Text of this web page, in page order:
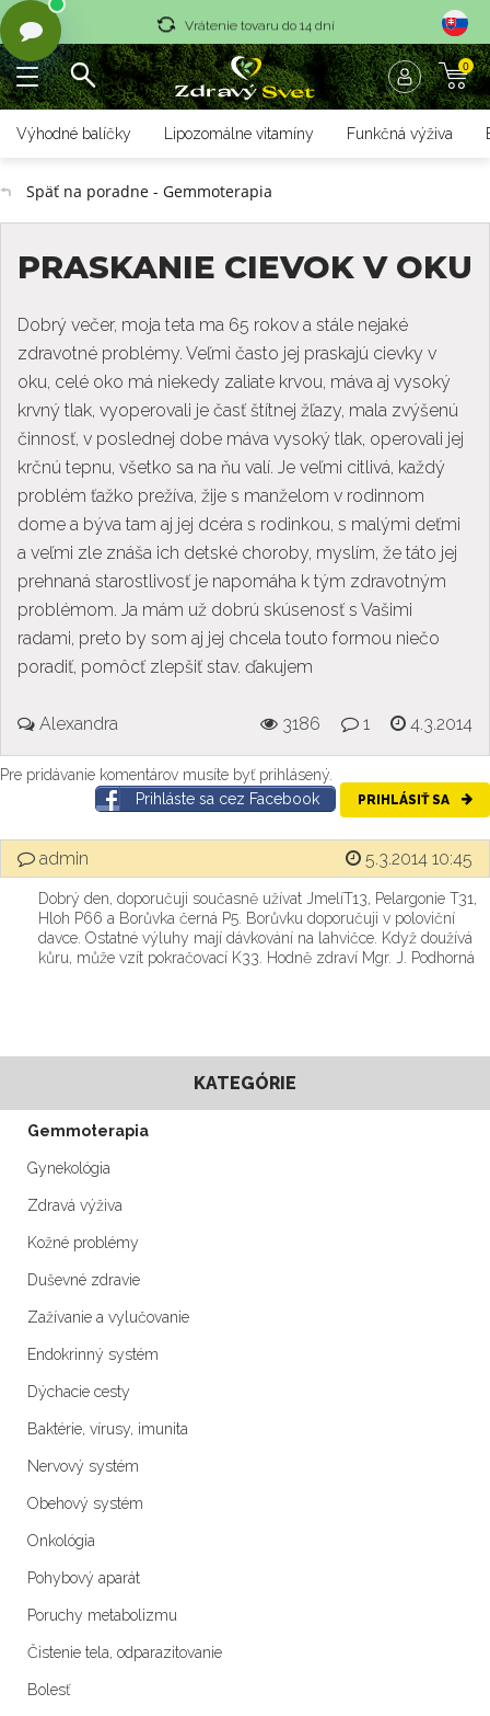
Vrátenie tovaru do 14 dní
Rýchle dodanie <36 hod 0
Výhodné balíčky Lipozomálne vitamíny Funkčná výživa
Späť na poradne - Gemmoterapia
PRASKANIE CIEVOK V OKU
Dobrý večer, moja teta ma 65 rokov a stále nejaké
zdravotné problémy. Veľmi často jej praskajú cievky v
oku, celé oko má niekedy zaliate krvou, máva aj vysoký
krvný tlak, vyoperovali je časť štítnej žľazy, mala zvýšenú
činnosť, v poslednej dobe máva vysoký tlak, operovali jej
krčnú tepnu, všetko sa na ňu valí. Je veľmi citlivá, každý
problém ťažko prežíva, žije s manželom v rodinnom
dome a býva tam aj jej dcéra s rodinkou, s malými deťmi
a veľmi zle znáša ich detské choroby, myslím, že táto jej
prehnaná starostlivosť je napomáha k tým zdravotným
problémom. Ja mám už dobrú skúsenosť s Vašimi
radami, preto by som aj jej chcela touto formou niečo
poradiť, pomôcť zlepšiť stav. ďakujem
Alexandra 3186 1 4.3.2014
Pre pridávanie komentárov musíte byť prihlásený.
Prihláste sa cez Facebook
PRIHLÁSIŤ SA
admin 5.3.2014 10:45
Dobrý den, doporučuji současně užívat JmelíT13, Pelargonie T31,
Hloh P66 a Borůvka černá P5. Borůvku doporučuji v poloviční
davce. Ostatné výluhy mají dávkování na lahvičce. Když doužívá
kůru, může vzít pokračovací K33. Hodně zdraví Mgr. J. Podhorná
KATEGÓRIE
Gemmoterapia
Gynekológia
Zdravá výživa
Kožné problémy
Duševné zdravie
Zažívanie a vylučovanie
Endokrinný systém
Dýchacie cesty
Baktérie, vírusy, imunita
Nervový systém
Obehový systém
Onkológia
Pohybový aparát
Poruchy metabolizmu
Čistenie tela, odparazitovanie
Bolesť